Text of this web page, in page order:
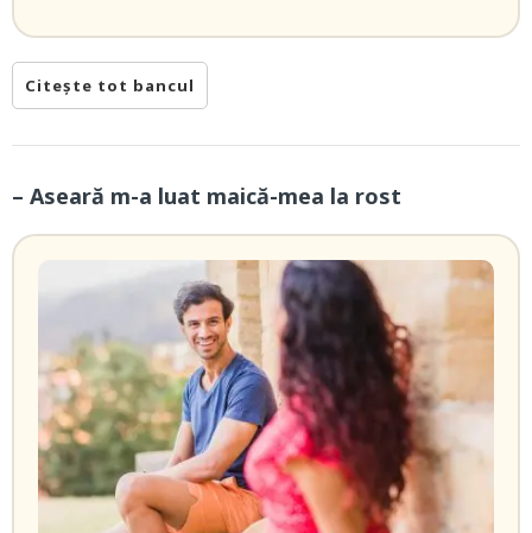
Citește tot bancul
– Aseară m-a luat maică-mea la rost